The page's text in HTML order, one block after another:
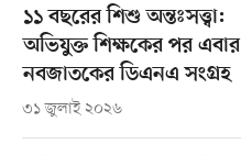
১১ বছরের শিশু অন্তঃসত্ত্বা:
অভিযুক্ত শিক্ষকের পর এবার
নবজাতকের ডিএনএ সংগ্রহ
৩১ জুলাই ২০২৬